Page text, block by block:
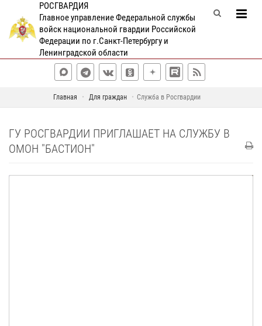
РОСГВАРДИЯ
Главное управление Федеральной службы
войск национальной гвардии Российской
Федерации по г.Санкт-Петербургу и
Ленинградской области
Главная Для граждан Служба в Росгвардии
ГУ РОСГВАРДИИ ПРИГЛАШАЕТ НА СЛУЖБУ В
ОМОН "БАСТИОН"